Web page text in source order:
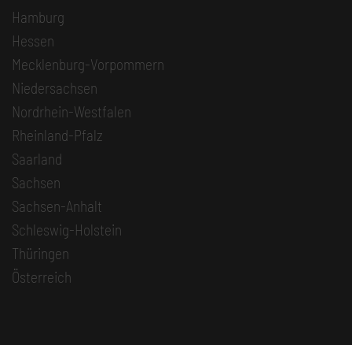
Hamburg
Hessen
Mecklenburg-Vorpommern
Niedersachsen
Nordrhein-Westfalen
Rheinland-Pfalz
Saarland
Sachsen
Sachsen-Anhalt
Schleswig-Holstein
Thüringen
Österreich